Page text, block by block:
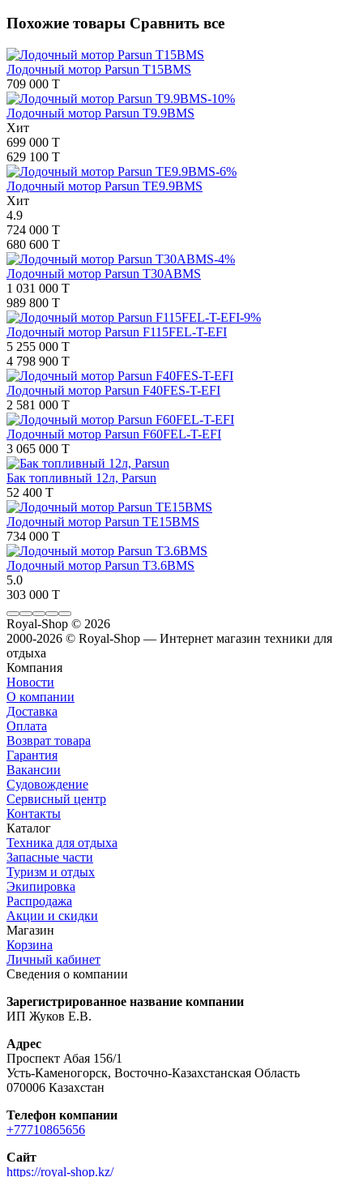
Похожие товары Сравнить все
Лодочный мотор Parsun T15BMS
709 000 T
-10%
Лодочный мотор Parsun T9.9BMS
Хит
699 000 T
629 100 T
-6%
Лодочный мотор Parsun TE9.9BMS
Хит
4.9
724 000 T
680 600 T
-4%
Лодочный мотор Parsun T30ABMS
1 031 000 T
989 800 T
-9%
Лодочный мотор Parsun F115FEL-T-EFI
5 255 000 T
4 798 900 T
Лодочный мотор Parsun F40FES-T-EFI
2 581 000 T
Лодочный мотор Parsun F60FEL-T-EFI
3 065 000 T
Бак топливный 12л, Parsun
52 400 T
Лодочный мотор Parsun TE15BMS
734 000 T
Лодочный мотор Parsun T3.6BMS
5.0
303 000 T
Royal-Shop © 2026
2000-2026 © Royal-Shop — Интернет магазин техники для
отдыха
Компания
Новости
О компании
Доставка
Оплата
Возврат товара
Гарантия
Вакансии
Судовождение
Сервисный центр
Контакты
Каталог
Техника для отдыха
Запасные части
Туризм и отдых
Экипировка
Распродажа
Акции и скидки
Магазин
Корзина
Личный кабинет
Сведения о компании
Зарегистрированное название компании
ИП Жуков Е.В.
Адрес
Проспект Абая 156/1
Усть-Каменогорск, Восточно-Казахстанская Область
070006 Казахстан
Телефон компании
+77710865656
Сайт
https://royal-shop.kz/